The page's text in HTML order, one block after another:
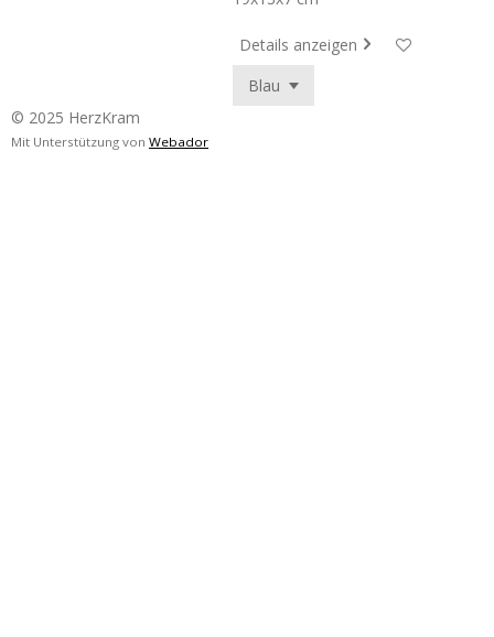
Details anzeigen
© 2025 HerzKram
Mit Unterstützung von Webador